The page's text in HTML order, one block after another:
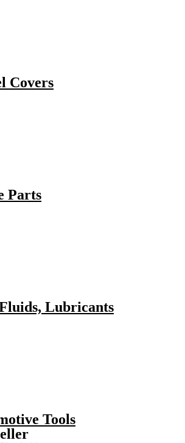
Covers
Parts
Lubricants
Tools